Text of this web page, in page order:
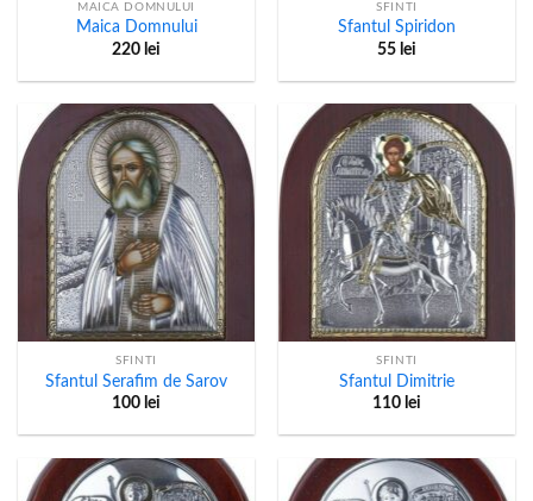
MAICA DOMNULUI
Maica Domnului
220 lei
SFINTI
Sfantul Spiridon
55 lei
SFINTI
Sfantul Serafim de Sarov
100 lei
SFINTI
Sfantul Dimitrie
110 lei